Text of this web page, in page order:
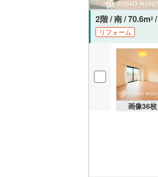
2階 / 南 / 70.6m2
リフォーム
画像36枚